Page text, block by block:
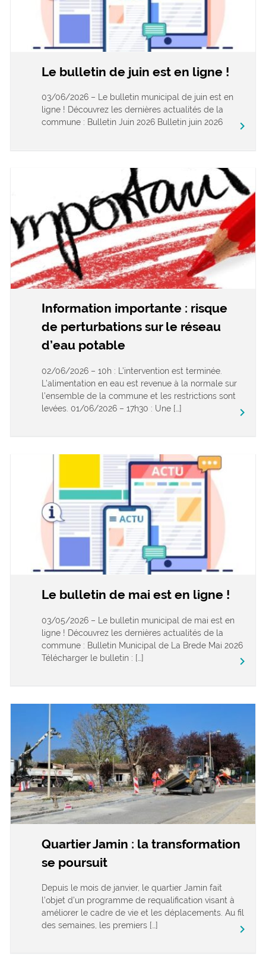
Le bulletin de juin est en ligne !
03/06/2026 – Le bulletin municipal de juin est en
ligne ! Découvrez les dernières actualités de la
commune : Bulletin Juin 2026 Bulletin juin 2026
keyboard_arrow_right
Information importante : risque
de perturbations sur le réseau
d’eau potable
02/06/2026 – 10h : L’intervention est terminée.
L’alimentation en eau est revenue à la normale sur
l’ensemble de la commune et les restrictions sont
levées. 01/06/2026 – 17h30 : Une […]
keyboard_arrow_right
Le bulletin de mai est en ligne !
03/05/2026 – Le bulletin municipal de mai est en
ligne ! Découvrez les dernières actualités de la
commune : Bulletin Municipal de La Brede Mai 2026
Télécharger le bulletin : […]
keyboard_arrow_right
Quartier Jamin : la transformation
se poursuit
Depuis le mois de janvier, le quartier Jamin fait
l’objet d’un programme de requalification visant à
améliorer le cadre de vie et les déplacements. Au fil
des semaines, les premiers […]
keyboard_arrow_right